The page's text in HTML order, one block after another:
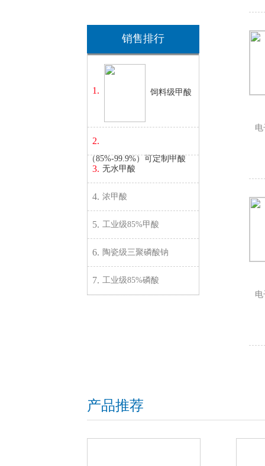
销售排行
1. 饲料级甲酸
2.
（85%-99.9%）可定制甲酸
3. 无水甲酸
4. 浓甲酸
5. 工业级85%甲酸
6. 陶瓷级三聚磷酸钠
7. 工业级85%磷酸
电
产品推荐